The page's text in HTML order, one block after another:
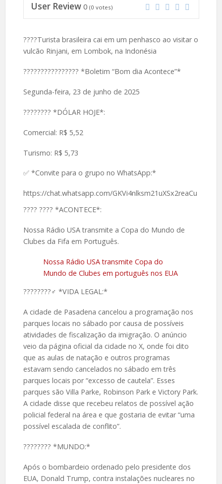
User Review 0 (0 votes)
????️Turista brasileira cai em um penhasco ao visitar o
vulcão Rinjani, em Lombok, na Indonésia
???????????????? *Boletim “Bom dia Acontece”*
Segunda-feira, 23 de junho de 2025
????️???? *DÓLAR HOJE*:
Comercial: R$ 5,52
Turismo: R$ 5,73
✅ *Convite para o grupo no WhatsApp:*
https://chat.whatsapp.com/GKVi4nlksm21uXSx2reaCu
????️ ???? *ACONTECE*:
Nossa Rádio USA transmite a Copa do Mundo de
Clubes da Fifa em Português.
Nossa Rádio USA transmite Copa do
Mundo de Clubes em português nos EUA
????️????‍♂️ *VIDA LEGAL:*
A cidade de Pasadena cancelou a programação nos
parques locais no sábado por causa de possíveis
atividades de fiscalização da imigração. O anúncio
veio da página oficial da cidade no X, onde foi dito
que as aulas de natação e outros programas
estavam sendo cancelados no sábado em três
parques locais por “excesso de cautela”. Esses
parques são Villa Parke, Robinson Park e Victory Park.
A cidade disse que recebeu relatos de possível ação
policial federal na área e que gostaria de evitar “uma
possível escalada de conflito”.
????️???? *MUNDO:*
Após o bombardeio ordenado pelo presidente dos
EUA, Donald Trump, contra instalações nucleares no